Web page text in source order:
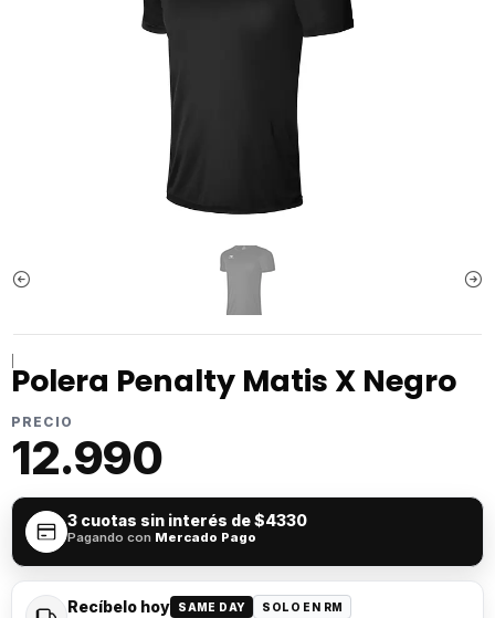
Polera Penalty Matis X Negro
PRECIO
12.990
3 cuotas sin interés de$4330
Pagando con Mercado Pago
Recíbelo hoy SAME DAY SOLO EN RM